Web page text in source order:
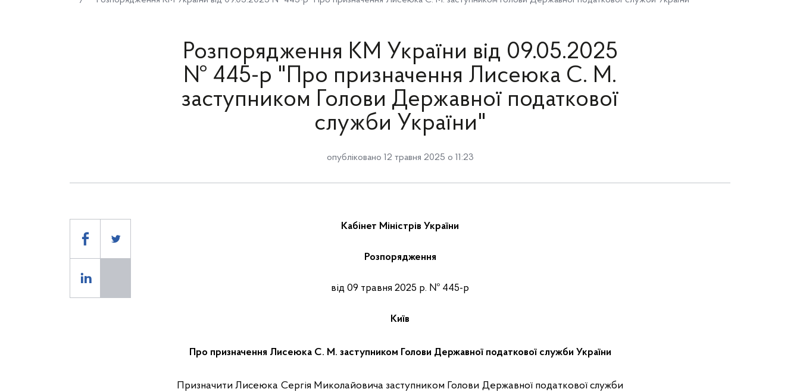
Розпорядження КМ України від 09.05.2025
№ 445-р "Про призначення Лисеюка С. М.
заступником Голови Державної податкової
служби України"
опубліковано 12 травня 2025 о 11:23
Кабінет Міністрів України
Розпорядження
від 09 травня 2025 р. № 445-р
Київ
Про призначення Лисеюка С. М. заступником Голови Державної податкової служби України
Призначити Лисеюка Сергія Миколайовича заступником Голови Державної податкової служби